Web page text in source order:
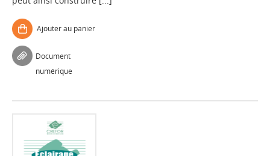
Ajouter au panier
Document
numérique